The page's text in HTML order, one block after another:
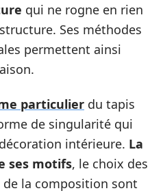
qui ne rogne en rien
Ses méthodes
permettent ainsi
particulier du tapis
de singularité qui
intérieure. La
ses motifs, le choix des
de la composition sont